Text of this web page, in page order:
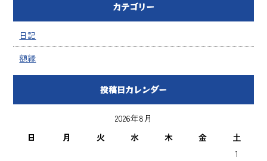
カテゴリー
日記
額縁
投稿日カレンダー
2026年8月
日
月 火 水 木 金
土
1